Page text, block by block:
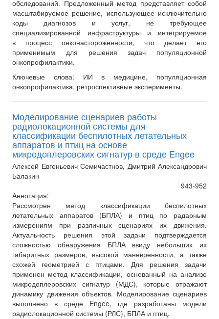
обследований. Предложенный метод представляет собой
масштабируемое решение, использующее исключительно
коды диагнозов и услуг, не требующее
специализированной инфраструктуры и интегрируемое
в процесс онконастороженности, что делает его
применимым для решения задач популяционной
онкопрофилактики.
Ключевые слова: ИИ в медицине, популяционная
онкопрофилактика, ретроспективные эксперименты.
Моделирование сценариев работы
радиолокационной системы для
классификации беспилотных летательных
аппаратов и птиц на основе
микродоплеровских сигнатур в среде Engee
Алексей Евгеньевич Семичастнов, Дмитрий Александрович
Балакин
943-952
Аннотация:
Рассмотрен метод классификации беспилотных
летательных аппаратов (БПЛА) и птиц по радарным
измерениям при различных сценариях их движения.
Актуальность решения этой задачи подтверждается
сложностью обнаружения БПЛА ввиду небольших их
габаритных размеров, высокой маневренности, а также
схожей геометрией с птицами. Для решения задачи
применен метод классификации, основанный на анализе
микродоплеровских сигнатур (МДС), которые отражают
динамику движения объектов. Моделирование сценариев
выполнено в среде Engee, где разработаны модели
радиолокационной системы (РЛС), БПЛА и птиц.